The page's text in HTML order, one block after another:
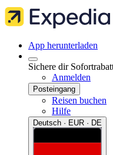
App herunterladen
Sichere dir
Anmelden
Posteingang
Reisen buchen
Hilfe
Deutsch · EUR · DE